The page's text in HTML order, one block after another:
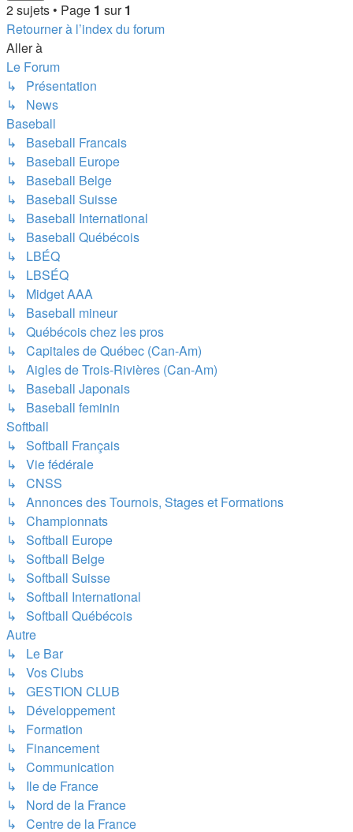
2 sujets • Page 1 sur1
Retourner à l’index du forum
Aller à
Le Forum
↳ Présentation
↳ News
Baseball
↳ Baseball Francais
↳ Baseball Europe
↳ Baseball Belge
↳ Baseball Suisse
↳ Baseball International
↳ Baseball Québécois
↳ LBÉQ
↳ LBSÉQ
↳ Midget AAA
↳ Baseball mineur
↳ Québécois chez les pros
↳ Capitales de Québec (Can-Am)
↳ Aigles de Trois-Rivières (Can-Am)
↳ Baseball Japonais
↳ Baseball feminin
Softball
↳ Softball Français
↳ Vie fédérale
↳ CNSS
↳ Annonces des Tournois, Stages et Formations
↳ Championnats
↳ Softball Europe
↳ Softball Belge
↳ Softball Suisse
↳ Softball International
↳ Softball Québécois
Autre
↳ Le Bar
↳ Vos Clubs
↳ GESTION CLUB
↳ Développement
↳ Formation
↳ Financement
↳ Communication
↳ Ile de France
↳ Nord de la France
↳ Centre de la France